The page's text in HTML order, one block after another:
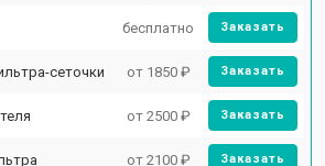
бесплатно Заказать
сеточки от 1850 ₽ Заказать
от 2500 ₽ Заказать
от 2100 ₽ Заказать